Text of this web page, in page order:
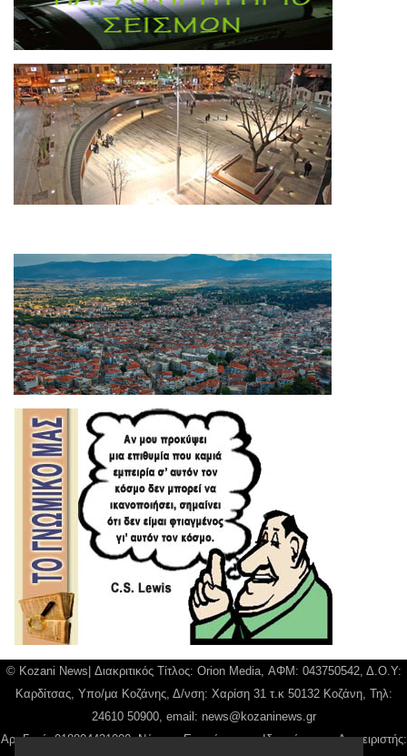
© Kozani News| Διακριτικός Τίτλος: Orion Media, ΑΦΜ: 043750542, Δ.Ο.Υ:
Καρδίτσας, Υπο/μα Κοζάνης, Δ/νση: Χαρίση 31 τ.κ 50132 Κοζάνη, Τηλ:
24610 50900, email: news@kozaninews.gr
Αρ. Γεμή: 018804431000, Νόμιμος Εκπρόσωπος, Ιδιοκτήτης και Διαχειριστής: